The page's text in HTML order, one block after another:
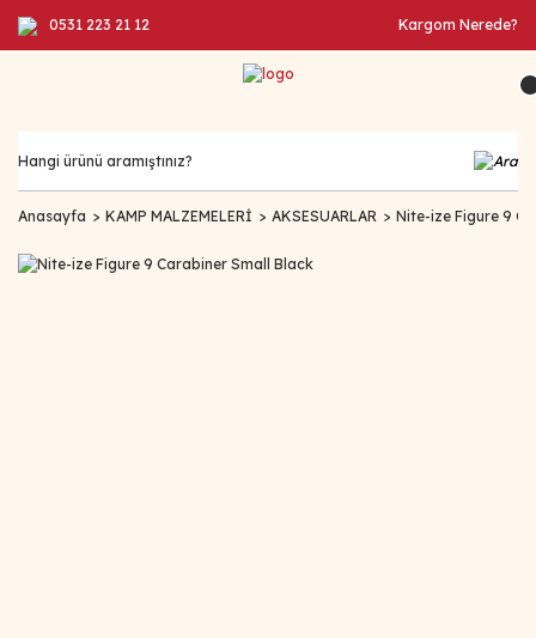
0531 223 21 12 Kargom Nerede?
Anasayfa KAMP MALZEMELERİ AKSESUARLAR Nite-ize Figure 9